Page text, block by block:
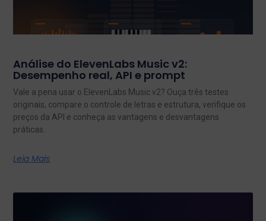
Análise do ElevenLabs Music v2:
Desempenho real, API e prompt
Vale a pena usar o ElevenLabs Music v2? Ouça três testes
originais, compare o controle de letras e estrutura, verifique os
preços da API e conheça as vantagens e desvantagens
práticas.
Leia Mais